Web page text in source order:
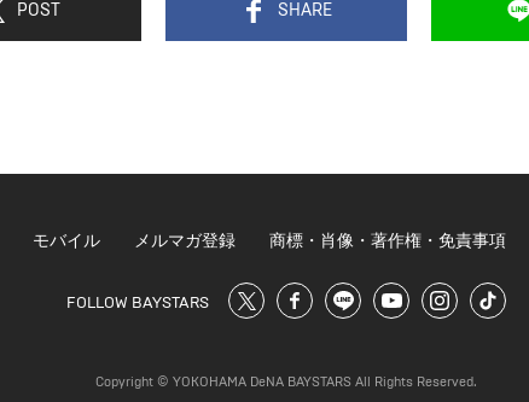
POST SHARE
モバイル メルマガ登録 商標・肖像・著作権・免責事項
FOLLOW BAYSTARS
Copyright © YOKOHAMA DeNA BAYSTARS All Rights Reserved.